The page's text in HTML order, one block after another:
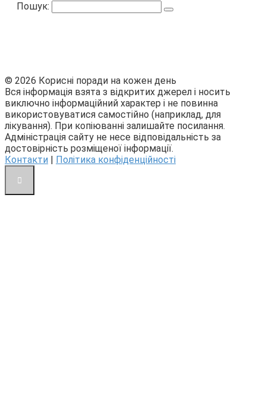
Пошук:
© 2026 Корисні поради на кожен день
Вся інформація взята з відкритих джерел і носить
виключно інформаційний характер і не повинна
використовуватися самостійно (наприклад, для
лікування). При копіюванні залишайте посилання.
Адміністрація сайту не несе відповідальність за
достовірність розміщеної інформації.
Контакти
Політика конфіденційності